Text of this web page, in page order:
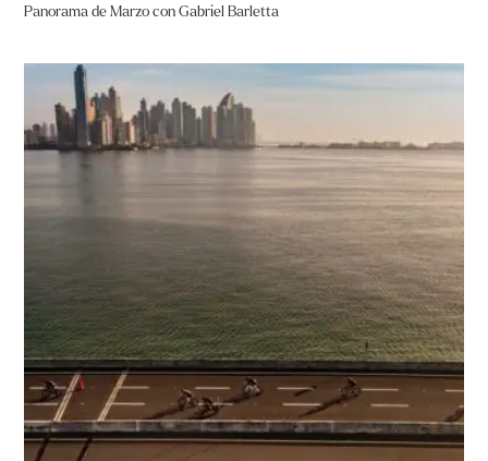
Panorama de Marzo con Gabriel Barletta